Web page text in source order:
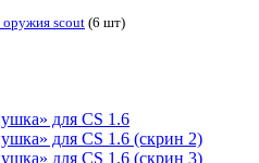
оружия scout (6 шт)